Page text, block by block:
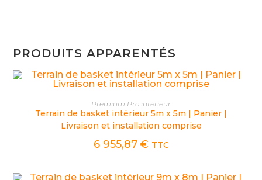
PRODUITS APPARENTÉS
CHOIX DES OPTIONS
Premium Pro intérieur
Terrain de basket intérieur 5m x 5m | Panier |
Livraison et installation comprise
6 955,87 € TTC